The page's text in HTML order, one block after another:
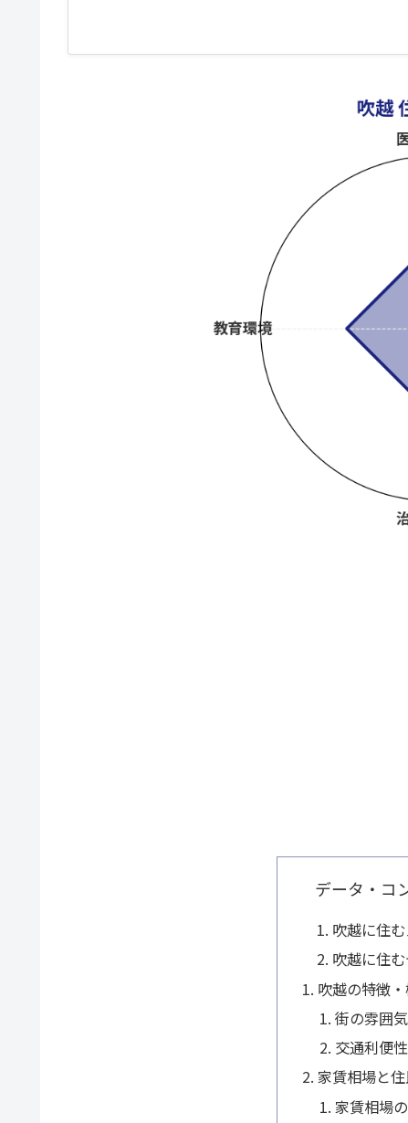
データ・コ
吹越に住
吹越に住
吹越の特徴
街の雰囲気
交通利便性
家賃相場と
家賃相場